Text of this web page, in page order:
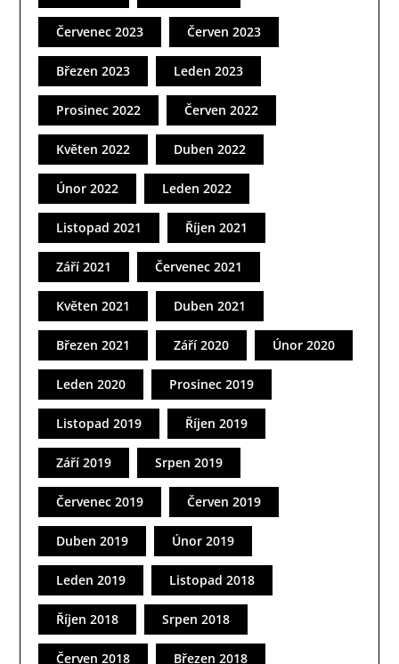
Červenec 2023 Červen 2023
Březen 2023 Leden 2023
Prosinec 2022 Červen 2022
Květen 2022 Duben 2022
Únor 2022 Leden 2022
Listopad 2021 Říjen 2021
Září 2021 Červenec 2021
Květen 2021 Duben 2021
Březen 2021 Září 2020 Únor 2020
Leden 2020 Prosinec 2019
Listopad 2019 Říjen 2019
Září 2019 Srpen 2019
Červenec 2019 Červen 2019
Duben 2019 Únor 2019
Leden 2019 Listopad 2018
Říjen 2018 Srpen 2018
Červen 2018 Březen 2018